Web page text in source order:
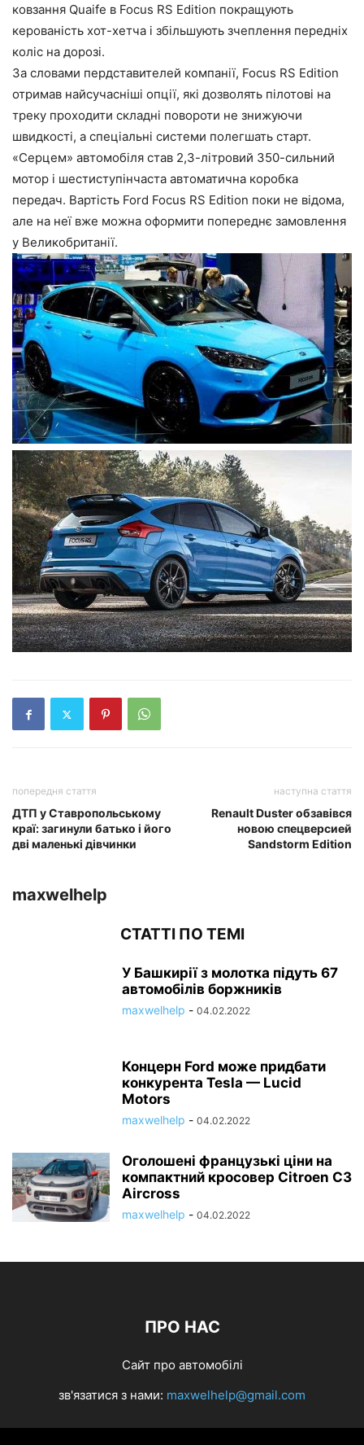
ковзання Quaife в Focus RS Edition покращують
керованість хот-хетча і збільшують зчеплення передніх
коліс на дорозі.
За словами пердставителей компанії, Focus RS Edition
отримав найсучасніші опції, які дозволять пілотові на
треку проходити складні повороти не знижуючи
швидкості, а спеціальні системи полегшать старт.
«Серцем» автомобіля став 2,3-літровий 350-сильний
мотор і шестиступінчаста автоматична коробка
передач. Вартість Ford Focus RS Edition поки не відома,
але на неї вже можна оформити попереднє замовлення
у Великобританії.
попередня стаття
ДТП у Ставропольському
краї: загинули батько і його
дві маленькі дівчинки
наступна стаття
Renault Duster обзавівся
новою спецверсией
Sandstorm Edition
maxwelhelp
СТАТТІ ПО ТЕМІ
У Башкирії з молотка підуть 67
автомобілів боржників
maxwelhelp - 04.02.2022
Концерн Ford може придбати
конкурента Tesla — Lucid
Motors
maxwelhelp - 04.02.2022
Оголошені французькі ціни на
компактний кросовер Citroen C3
Aircross
maxwelhelp - 04.02.2022
ПРО НАС
Сайт про автомобілі
зв'язатися з нами: maxwelhelp@gmail.com